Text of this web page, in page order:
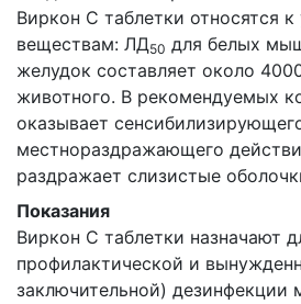
Виркон С таблетки относятся
веществам: ЛД50 для белых
желудок составляет около
животного. В рекомендуемых
оказывает
местнораздражающего
раздражает слизистые
Показания
Виркон С таблетки назначают
профилактической и
заключительной) дезинфекции